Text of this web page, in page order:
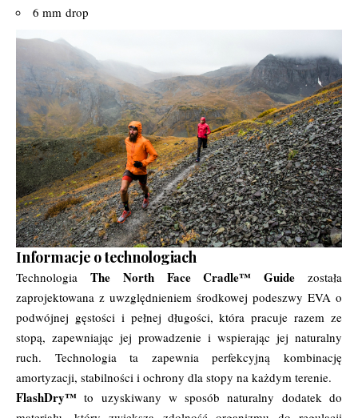
6 mm drop
Informacje o technologiach
Technologia The North Face Cradle™ Guide została
zaprojektowana z uwzględnieniem środkowej podeszwy EVA o
podwójnej gęstości i pełnej długości, która pracuje razem ze
stopą, zapewniając jej prowadzenie i wspierając jej naturalny
ruch. Technologia ta zapewnia perfekcyjną kombinację
amortyzacji, stabilności i ochrony dla stopy na każdym terenie.
FlashDry™ to uzyskiwany w sposób naturalny dodatek do